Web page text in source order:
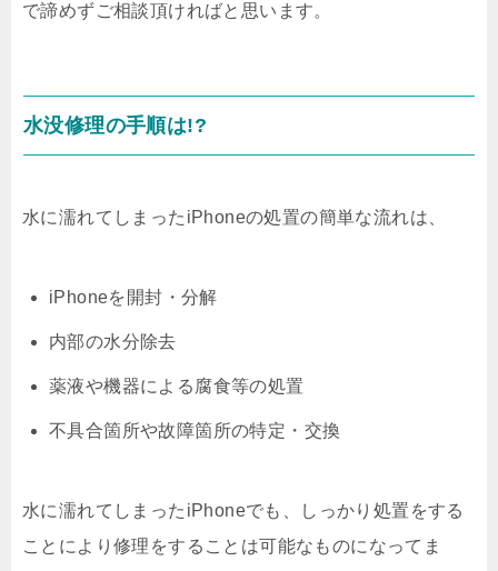
で諦めずご相談頂ければと思います。
水没修理の手順は!?
水に濡れてしまったiPhoneの処置の簡単な流れは、
iPhoneを開封・分解
内部の水分除去
薬液や機器による腐食等の処置
不具合箇所や故障箇所の特定・交換
水に濡れてしまったiPhoneでも、しっかり処置をする
ことにより修理をすることは可能なものになってま